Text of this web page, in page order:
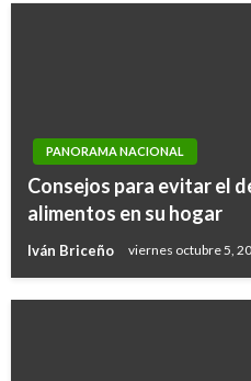
PANORAMA NACIONAL
Consejos para evitar el
alimentos en su hogar
Iván Briceño viernes octubre 5,